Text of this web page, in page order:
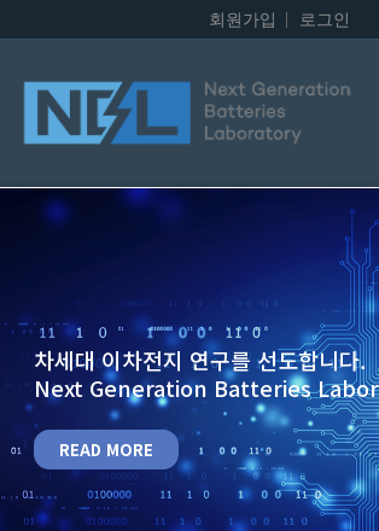
회원가입 로그인
차세대 이차전지 연구를 선도합니다.
Next Generation Batteries
READ MORE